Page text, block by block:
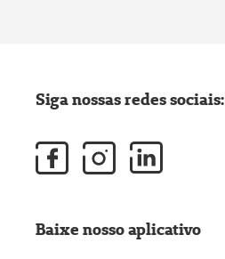
Siga nossas redes sociais:
Baixe nosso aplicativo